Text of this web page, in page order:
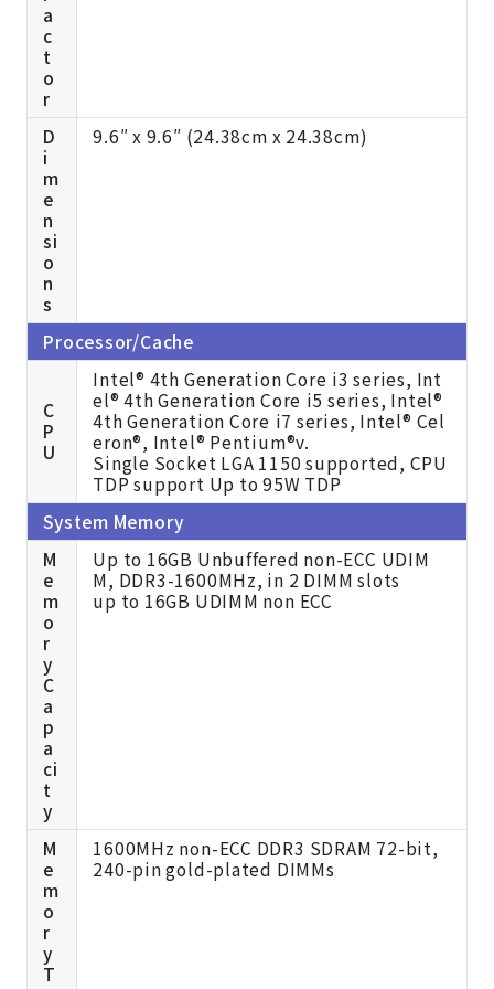
a
c
t
o
r
D
i
m
e
n
si
o
n
s
9.6″ x 9.6″ (24.38cm x 24.38cm)
Processor/Cache
C
P
U
Intel® 4th Generation Core i3 series, Int
el® 4th Generation Core i5 series, Intel®
4th Generation Core i7 series, Intel® Cel
eron®, Intel® Pentium®v.
Single Socket LGA 1150 supported, CPU
TDP support Up to 95W TDP
System Memory
M
e
m
o
r
y
C
a
p
a
ci
t
y
Up to 16GB Unbuffered non-ECC UDIM
M, DDR3-1600MHz, in 2 DIMM slots
up to 16GB UDIMM non ECC
M
e
m
o
r
y
T
1600MHz non-ECC DDR3 SDRAM 72-bit,
240-pin gold-plated DIMMs